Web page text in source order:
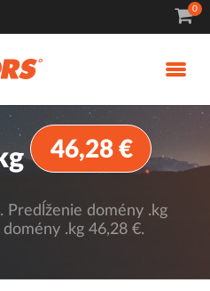
0
46,28 €
Predĺženie domény .kg
.kg 46,28 €.